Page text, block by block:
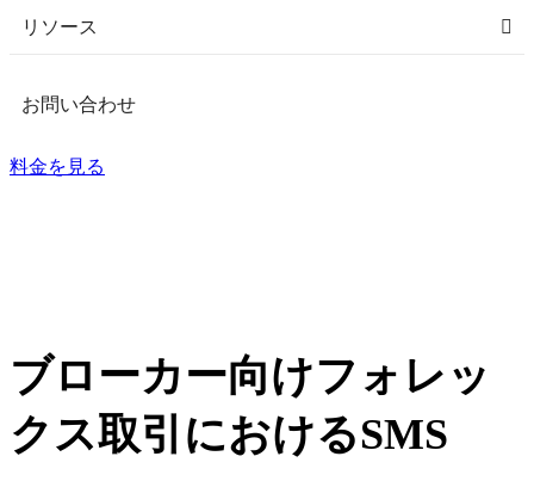
リソース
お問い合わせ
料金を見る
ブローカー向けフォレッ
クス取引におけるSMS